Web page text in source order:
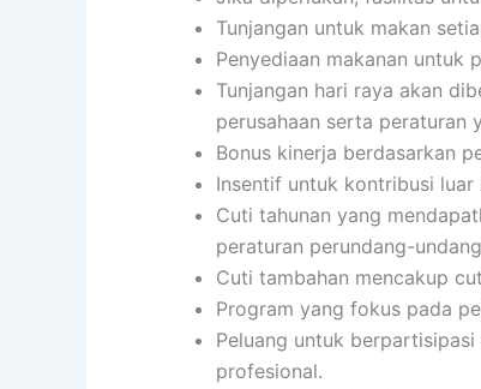
Tunjangan untuk makan
Penyediaan makanan untuk
Tunjangan hari raya akan
perusahaan serta peraturan
Bonus kinerja berdasarkan
Insentif untuk kontribusi luar
Cuti tahunan yang
peraturan perundang-
Cuti tambahan mencakup
Program yang fokus pada
Peluang untuk
profesional.